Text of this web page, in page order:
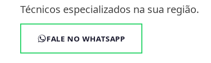
Técnicos especializados na sua região.
FALE NO WHATSAPP